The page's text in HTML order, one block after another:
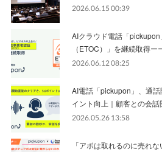
2026.06.15 00:39
AIクラウド電話「
（ETOC）」を継続取得
2026.06.12 08:25
AI電話「pickupon」、通
イント向上｜顧客との会
2026.05.26 13:58
「アポは取れるのに売れ